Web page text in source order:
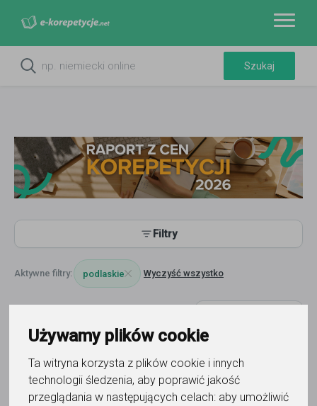
Używamy plików cookie
Ta witryna korzysta z plików cookie i innych
technologii śledzenia, aby poprawić jakość
przeglądania w następujących celach: aby umożliwić
Filtry
podlaskie Wyczyść wszystko